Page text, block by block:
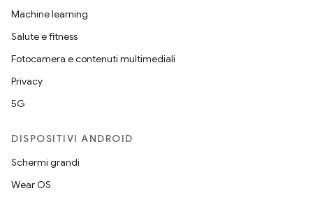
Machine learning
Salute e fitness
Fotocamera e contenuti multimediali
Privacy
5G
DISPOSITIVI ANDROID
Schermi grandi
Wear OS